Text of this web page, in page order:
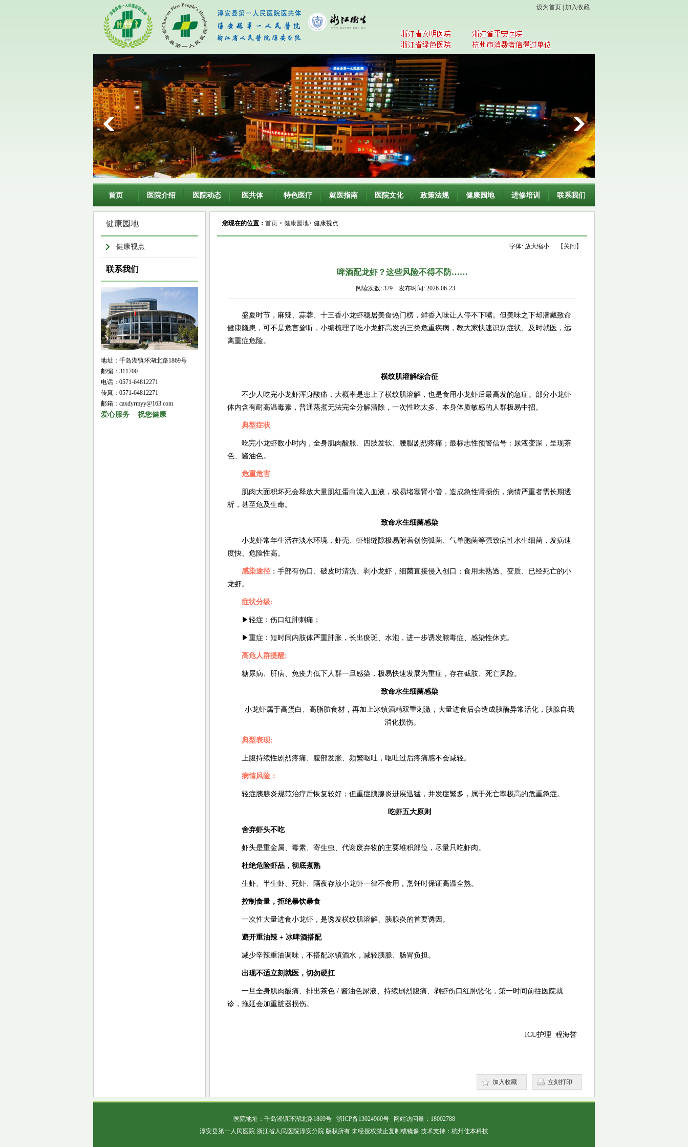
设为首页 加入收藏
首页 医院介绍 医院动态 医共体 特色医疗 就医指南 医院文化 政策法规 健康园地 进修培训 联系我们
健康园地
健康视点
联系我们
地址：千岛湖镇环湖北路1869号
邮编：311700
电话：0571-64812271
传真：0571-64812271
邮箱：caxdyrmyy@163.com
爱心服务 祝您健康
您现在的位置： 首页 > 健康园地> 健康视点
【关闭】
字体: 放大缩小
啤酒配龙虾？这些风险不得不防……
阅读次数: 379 发布时间: 2026-06-23
盛夏时节，麻辣、蒜蓉、十三香小龙虾稳居美食热门榜，鲜香入味让人停不下嘴。但美味之下却潜藏致命
健康隐患，可不是危言耸听，小编梳理了吃小龙虾高发的三类危重疾病，教大家快速识别症状、及时就医，远
离重症危险。
横纹肌溶解综合征
不少人吃完小龙虾浑身酸痛，大概率是患上了横纹肌溶解，也是食用小龙虾后最高发的急症。部分小龙虾
体内含有耐高温毒素，普通蒸煮无法完全分解清除，一次性吃太多、本身体质敏感的人群极易中招。
典型症状
吃完小龙虾数小时内，全身肌肉酸胀、四肢发软、腰腿剧烈疼痛；最标志性预警信号：尿液变深，呈现茶
色、酱油色。
危重危害
肌肉大面积坏死会释放大量肌红蛋白流入血液，极易堵塞肾小管，造成急性肾损伤，病情严重者需长期透
析，甚至危及生命。
致命水生细菌感染
小龙虾常年生活在淡水环境，虾壳、虾钳缝隙极易附着创伤弧菌、气单胞菌等强致病性水生细菌，发病速
度快、危险性高。
感染途径 ： 手部有伤口、破皮时清洗、剥小龙虾，细菌直接侵入创口；食用未熟透、变质、已经死亡的小
龙虾。
症状分级:
▶轻症：伤口红肿刺痛；
▶重症：短时间内肢体严重肿胀，长出瘀斑、水泡，进一步诱发脓毒症、感染性休克。
高危人群提醒:
糖尿病、肝病、免疫力低下人群一旦感染，极易快速发展为重症，存在截肢、死亡风险。
致命水生细菌感染
小龙虾属于高蛋白、高脂肪食材，再加上冰镇酒精双重刺激，大量进食后会造成胰酶异常活化，胰腺自我
消化损伤。
典型表现:
上腹持续性剧烈疼痛、腹部发胀、频繁呕吐，呕吐过后疼痛感不会减轻。
病情风险：
轻症胰腺炎规范治疗后恢复较好；但重症胰腺炎进展迅猛，并发症繁多，属于死亡率极高的危重急症。
吃虾五大原则
舍弃虾头不吃
虾头是重金属、毒素、寄生虫、代谢废弃物的主要堆积部位，尽量只吃虾肉。
杜绝危险虾品，彻底煮熟
生虾、半生虾、死虾、隔夜存放小龙虾一律不食用，烹饪时保证高温全熟。
控制食量，拒绝暴饮暴食
一次性大量进食小龙虾，是诱发横纹肌溶解、胰腺炎的首要诱因。
避开重油辣 + 冰啤酒搭配
减少辛辣重油调味，不搭配冰镇酒水，减轻胰腺、肠胃负担。
出现不适立刻就医，切勿硬扛
一旦全身肌肉酸痛、排出茶色 / 酱油色尿液、持续剧烈腹痛、剥虾伤口红肿恶化，第一时间前往医院就
诊，拖延会加重脏器损伤。
ICU护理 程海誉
立刻打印
加入收藏
医院地址：千岛湖镇环湖北路1869号 浙ICP备13024960号网站访问量： 18002788
淳安县第一人民医院 浙江省人民医院淳安分院 版权所有 未经授权禁止复制或镜像 技术支持： 杭州佳本科技